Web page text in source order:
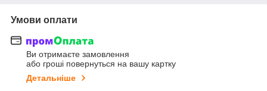
Умови оплати
Ви отримаєте замовлення
або гроші повернуться на вашу картку
Детальніше